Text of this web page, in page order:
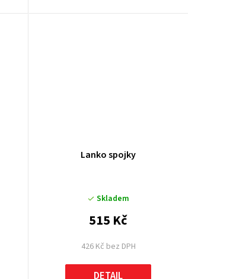
Lanko spojky
Skladem
426 Kč bez DPH
515 Kč